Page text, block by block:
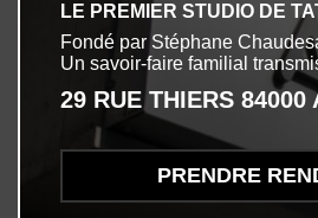
LE PREMIER STUDIO DE
Fondé par Stéphane
Un savoir-faire familial
29 RUE THIERS 84000
PRENDRE